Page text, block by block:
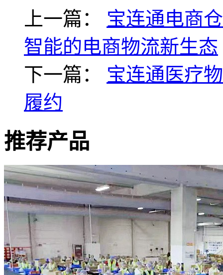
上一篇：
宝连通电商
智能的电商物流新生态
下一篇：
宝连通医疗
履约
推荐产品